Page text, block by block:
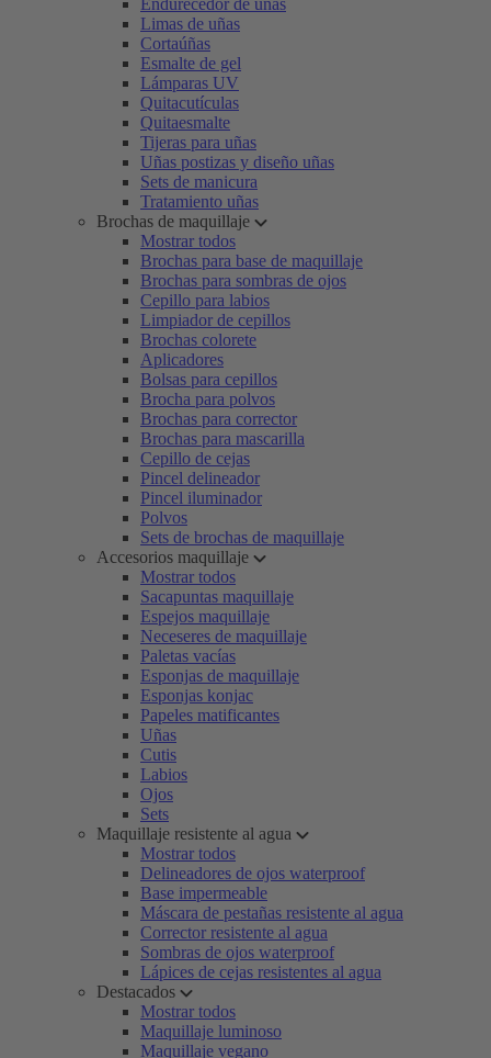
Endurecedor de uñas
Limas de uñas
Cortaúñas
Esmalte de gel
Lámparas UV
Quitacutículas
Quitaesmalte
Tijeras para uñas
Uñas postizas y diseño uñas
Sets de manicura
Tratamiento uñas
Brochas de maquillaje
Mostrar todos
Brochas para base de maquillaje
Brochas para sombras de ojos
Cepillo para labios
Limpiador de cepillos
Brochas colorete
Aplicadores
Bolsas para cepillos
Brocha para polvos
Brochas para corrector
Brochas para mascarilla
Cepillo de cejas
Pincel delineador
Pincel iluminador
Polvos
Sets de brochas de maquillaje
Accesorios maquillaje
Mostrar todos
Sacapuntas maquillaje
Espejos maquillaje
Neceseres de maquillaje
Paletas vacías
Esponjas de maquillaje
Esponjas konjac
Papeles matificantes
Uñas
Cutis
Labios
Ojos
Sets
Maquillaje resistente al agua
Mostrar todos
Delineadores de ojos waterproof
Base impermeable
Máscara de pestañas resistente al agua
Corrector resistente al agua
Sombras de ojos waterproof
Lápices de cejas resistentes al agua
Destacados
Mostrar todos
Maquillaje luminoso
Maquillaje vegano